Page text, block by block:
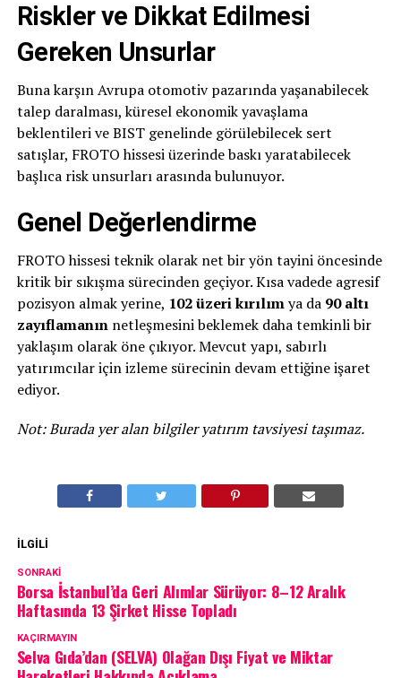
Riskler ve Dikkat Edilmesi
Gereken Unsurlar
Buna karşın Avrupa otomotiv pazarında yaşanabilecek
talep daralması, küresel ekonomik yavaşlama
beklentileri ve BIST genelinde görülebilecek sert
satışlar, FROTO hissesi üzerinde baskı yaratabilecek
başlıca risk unsurları arasında bulunuyor.
Genel Değerlendirme
FROTO hissesi teknik olarak net bir yön tayini öncesinde
kritik bir sıkışma sürecinden geçiyor. Kısa vadede agresif
pozisyon almak yerine, 102 üzeri kırılımya da 90 altı
zayıflamanınnetleşmesini beklemek daha temkinli bir
yaklaşım olarak öne çıkıyor. Mevcut yapı, sabırlı
yatırımcılar için izleme sürecinin devam ettiğine işaret
ediyor.
Not: Burada yer alan bilgiler yatırım tavsiyesi taşımaz.
İLGILI
SONRAKI
Borsa İstanbul’da Geri Alımlar Sürüyor: 8–12 Aralık
Haftasında 13 Şirket Hisse Topladı
KAÇIRMAYIN
Selva Gıda’dan (SELVA) Olağan Dışı Fiyat ve Miktar